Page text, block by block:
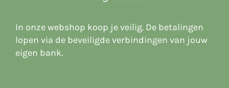
In onze webshop koop je veilig. De betalingen
lopen via de beveiligde verbindingen van jouw
eigen bank.